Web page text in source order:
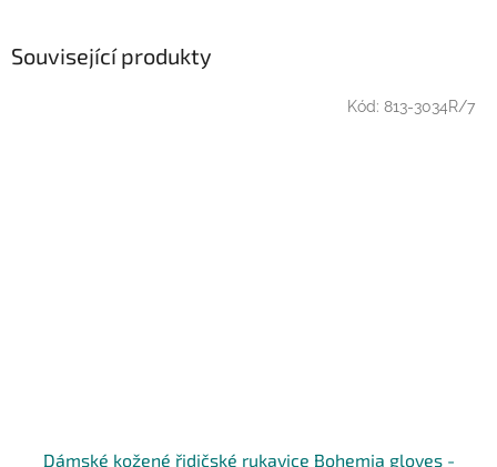
Související produkty
Dámské kožené řidičské rukavice Bohemia gloves -
Kód: 813-3034R/7